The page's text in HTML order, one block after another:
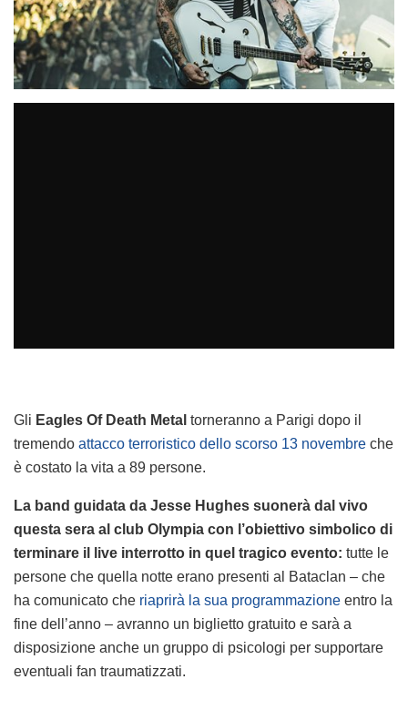
Gli Eagles Of Death Metal torneranno a Parigi dopo il
tremendo attacco terroristico dello scorso 13 novembre che
è costato la vita a 89 persone.
La band guidata da Jesse Hughes suonerà dal vivo
questa sera al club Olympia con l’obiettivo simbolico di
terminare il live interrotto in quel tragico evento: tutte le
persone che quella notte erano presenti al Bataclan – che
ha comunicato che riaprirà la sua programmazione entro la
fine dell’anno – avranno un biglietto gratuito e sarà a
disposizione anche un gruppo di psicologi per supportare
eventuali fan traumatizzati.